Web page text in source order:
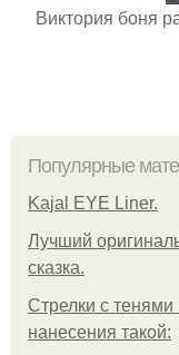
Виктория боня
Популярные
Kajal EYE Liner.
Лучший
сказка.
Стрелки с
нанесения такой: